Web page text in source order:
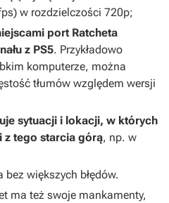
w rozdzielczości 720p;
port Ratcheta
z PS5. Przykładowo
komputerze, można
tłumów względem wersji
sytuacji i lokacji, w których
z tego starcia górą, np. w
bez większych błędów.
ma też swoje mankamenty,